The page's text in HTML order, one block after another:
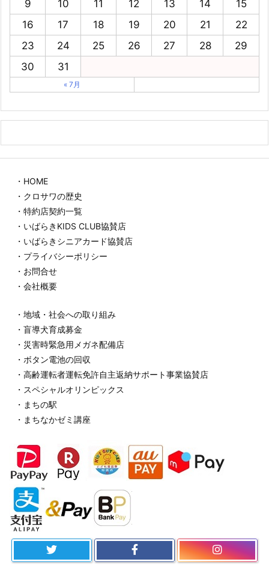
9
10 11 12 13 14
15
16
17 18 19 20 21
22
23
24 25 26 27 28
29
30
31
« 7月
・HOME
・クロサワの歴史
・特約店契約一覧
・いばらきKIDS CLUB協賛店
・いばらきシニアカード協賛店
・プライバシーポリシー
・お問合せ
・会社概要
・地域・社会への取り組み
・盲導犬育成募金
・災害時緊急用メガネ配備店
・ボタン電池の回収
・高齢運転者運転免許自主返納サポート事業協賛店
・スペシャルオリンピックス
・まちの駅
・まちなかゼミ講座